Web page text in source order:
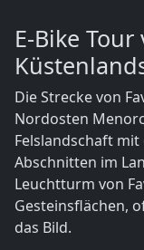
E-Bike
Die Strecke von
Nordosten
Felslandschaft
Abschnitten im
Leuchtturm von
Gesteinsflächen,
das Bild.